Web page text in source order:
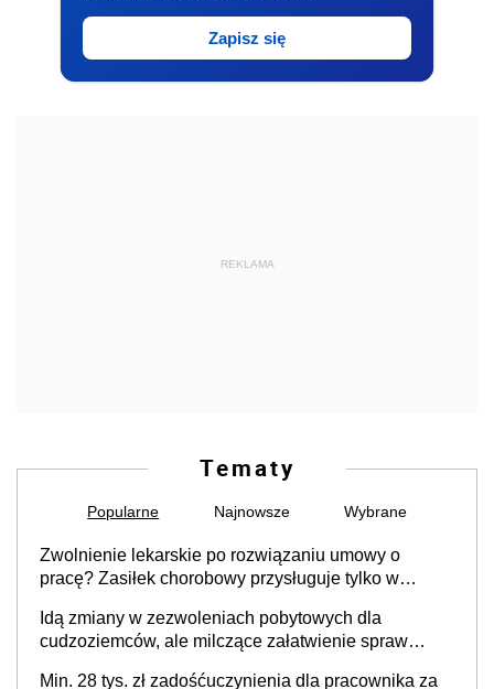
Zapisz się
REKLAMA
Tematy
Popularne Najnowsze Wybrane
Zwolnienie lekarskie po rozwiązaniu umowy o
pracę? Zasiłek chorobowy przysługuje tylko w
stosunku pracy
Idą zmiany w zezwoleniach pobytowych dla
cudzoziemców, ale milczące załatwienie spraw
Min. 28 tys. zł zadośćuczynienia dla pracownika za